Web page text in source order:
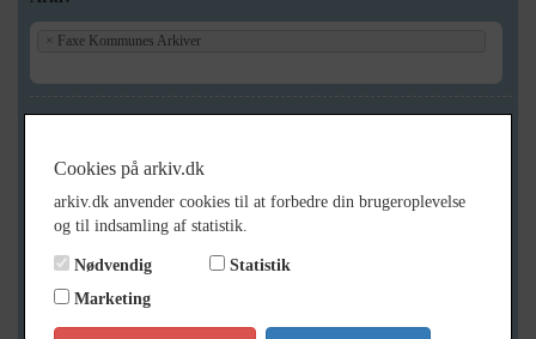
× Faxe Kommunes Arkiver
Geografi
Generelt
Vis kun med billeder
Vis kun med filmklip
Vis kun med lydklip
Cookies på arkiv.dk
arkiv.dk anvender cookies til at forbedre din brugeroplevelse
og til indsamling af statistik.
Nødvendig
Statistik
Marketing